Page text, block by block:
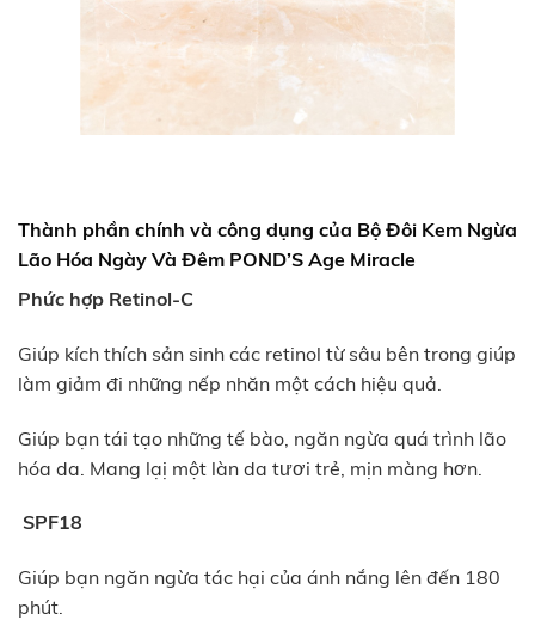
Thành phần chính và công dụng của Bộ Đôi Kem Ngừa
Lão Hóa Ngày Và Đêm POND’S Age Miracle
Phức hợp Retinol-C
Giúp kích thích sản sinh các retinol từ sâu bên trong giúp
làm giảm đi những nếp nhăn một cách hiệu quả.
Giúp bạn tái tạo những tế bào, ngăn ngừa quá trình lão
hóa da. Mang lạị một làn da tươi trẻ, mịn màng hơn.
SPF18
Giúp bạn ngăn ngừa tác hại của ánh nắng lên đến 180
phút.